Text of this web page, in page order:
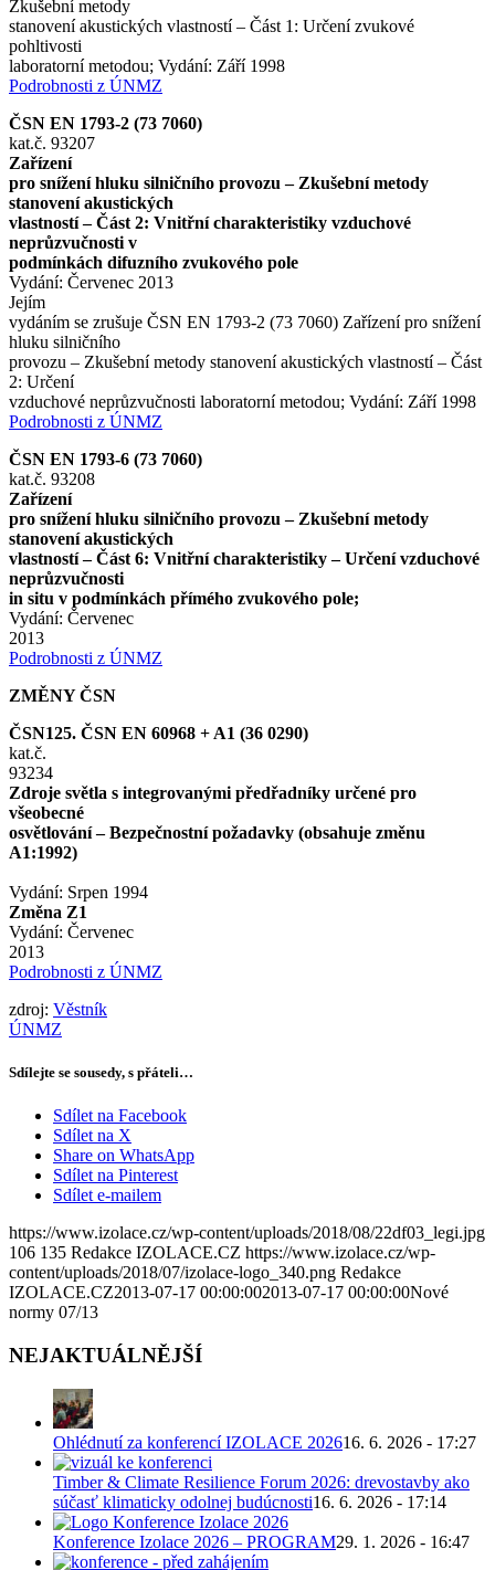
Zkušební metody
stanovení akustických vlastností – Část 1: Určení zvukové
pohltivosti
laboratorní metodou; Vydání: Září 1998
Podrobnosti z ÚNMZ
ČSN EN 1793-2 (73 7060)
kat.č. 93207
Zařízení
pro snížení hluku silničního provozu – Zkušební metody
stanovení akustických
vlastností – Část 2: Vnitřní charakteristiky vzduchové
neprůzvučnosti v
podmínkách difuzního zvukového pole
Vydání: Červenec 2013
Jejím
vydáním se zrušuje ČSN EN 1793-2 (73 7060) Zařízení pro snížení
hluku silničního
provozu – Zkušební metody stanovení akustických vlastností – Část
2: Určení
vzduchové neprůzvučnosti laboratorní metodou; Vydání: Září 1998
Podrobnosti z ÚNMZ
ČSN EN 1793-6 (73 7060)
kat.č. 93208
Zařízení
pro snížení hluku silničního provozu – Zkušební metody
stanovení akustických
vlastností – Část 6: Vnitřní charakteristiky – Určení vzduchové
neprůzvučnosti
in situ v podmínkách přímého zvukového pole;
Vydání: Červenec
2013
Podrobnosti z ÚNMZ
ZMĚNY ČSN
ČSN125. ČSN EN 60968 + A1 (36 0290)
kat.č.
93234
Zdroje světla s integrovanými předřadníky určené pro
všeobecné
osvětlování – Bezpečnostní požadavky (obsahuje změnu
A1:1992)
Vydání: Srpen 1994
Změna Z1
Vydání: Červenec
2013
Podrobnosti z ÚNMZ
zdroj: Věstník
ÚNMZ
Sdílejte se sousedy, s přáteli…
Sdílet na Facebook
Sdílet na X
Share on WhatsApp
Sdílet na Pinterest
Sdílet e-mailem
https://www.izolace.cz/wp-content/uploads/2018/08/22df03_legi.jpg
106 135 Redakce IZOLACE.CZ https://www.izolace.cz/wp-
content/uploads/2018/07/izolace-logo_340.png Redakce
IZOLACE.CZ2013-07-17 00:00:002013-07-17 00:00:00Nové
normy 07/13
NEJAKTUÁLNĚJŠÍ
Ohlédnutí za konferencí IZOLACE 202616. 6. 2026 - 17:27
Timber & Climate Resilience Forum 2026: drevostavby ako
súčasť klimaticky odolnej budúcnosti16. 6. 2026 - 17:14
Konference Izolace 2026 – PROGRAM29. 1. 2026 - 16:47